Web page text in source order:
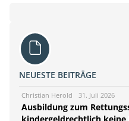
NEUESTE BEITRÄGE
Christian Herold 31. Juli 2026
Ausbildung zum